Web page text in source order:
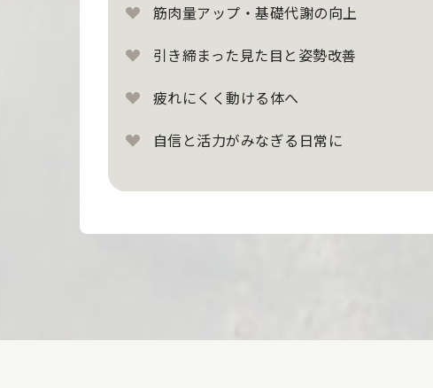
筋肉量アップ・基礎代謝の向上
引き締まった見た目と姿勢改善
疲れにくく動ける体へ
自信と活力がみなぎる日常に